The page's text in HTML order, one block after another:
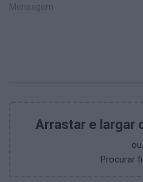
Arrastar e largar
ou
Procurar